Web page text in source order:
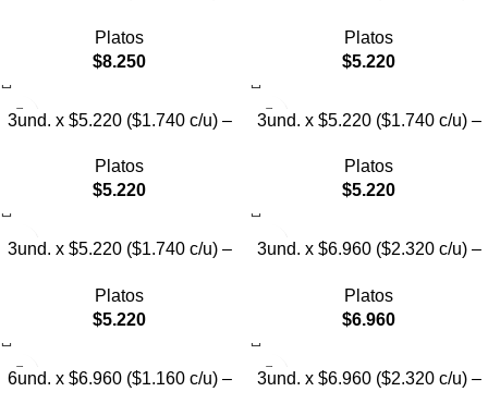
con Diseño de Gatos
Platos
$8.250
Texturizado
Platos
$5.220
3und. x $5.220 ($1.740 c/u) –
Diseño Pastel
Platos
$5.220
3und. x $5.220 ($1.740 c/u) –
con Diseños Estampados
Platos
$5.220
3und. x $5.220 ($1.740 c/u) –
con Diseño
Platos
$5.220
3und. x $6.960 ($2.320 c/u) –
con Patitas
Platos
$6.960
6und. x $6.960 ($1.160 c/u) –
3und. x $6.960 ($2.320 c/u) –